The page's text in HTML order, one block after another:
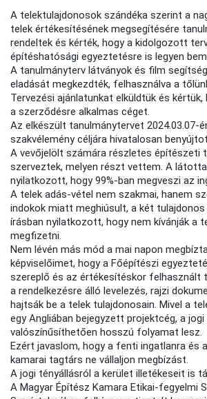
A telektulajdonosok szándéka szerint a
telek értékesítésének megsegítésére
rendeltek és kérték, hogy a kidolgozott
építéshatósági egyeztetésre is legyen
A tanulmányterv látványok és film
eladását megkezdték, felhasználva a
Tervezési ajánlatunkat elküldtük és kértük,
a szerződésre alkalmas céget.
Az elkészült tanulmánytervet 2024.03.07-
szakvélemény céljára hivatalosan
A vevőjelölt számára részletes építészeti
szerveztek, melyen részt vettem. A
nyilatkozott, hogy 99%-ban megveszi az
A telek adás-vétel nem szakmai, hanem
indokok miatt meghiúsult, a két tulajdonos
írásban nyilatkozott, hogy nem kívánják a
megfizetni.
Nem lévén más mód a mai napon
képviselőimet, hogy a Főépítészi
szereplő és az értékesítéskor felhasznált
a rendelkezésre álló levelezés, rajzi
hajtsák be a telek tulajdonosain. Mivel a
egy Angliában bejegyzett projektcég, a jogi
valószínűsíthetően hosszú folyamat lesz.
Ezért javaslom, hogy a fenti ingatlanra és
kamarai tagtárs ne vállaljon megbízást.
A jogi tényállásról a kerület illetékeseit is
A Magyar Építész Kamara Etikai-fegyelmi